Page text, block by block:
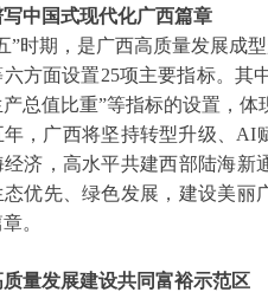
中国式现代化广西篇章
”时期，是广西高质量发展成
方面设置25项主要指标。其
总值比重”等指标的设置，体
，广西将坚持转型升级、 AI
经济，高水平共建西部陆海新
态优先、绿色发展，建设美丽
。
量发展建设共同富裕示范区